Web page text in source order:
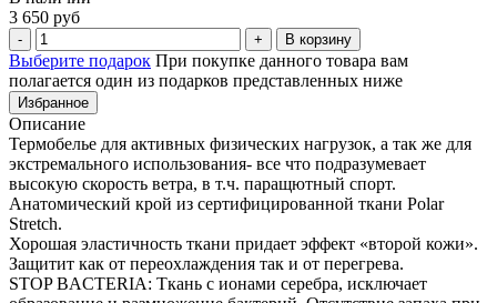
3 650 руб
В корзину
Выберите подарок При покупке данного товара вам
полагается один из подарков представленных ниже
Избранное
Описание
Термобелье для активных физических нагрузок, а так же для
экстремального использования- все что подразумевает
высокую скорость ветра, в т.ч. паращютный спорт.
Анатомический крой из сертифицированной ткани Polar
Stretch.
Хорошая эластичность ткани придает эффект «второй кожи».
Защитит как от переохлаждения так и от перегрева.
STOP BACTERIA: Ткань с ионами серебра, исключает